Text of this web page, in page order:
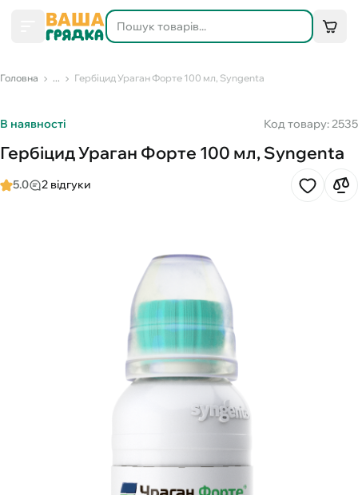
Головна ... Гербіцид Ураган Форте 100 мл, Syngenta
В наявності Код товару: 2535
Гербіцид Ураган Форте 100 мл, Syngenta
5.0 2 відгуки